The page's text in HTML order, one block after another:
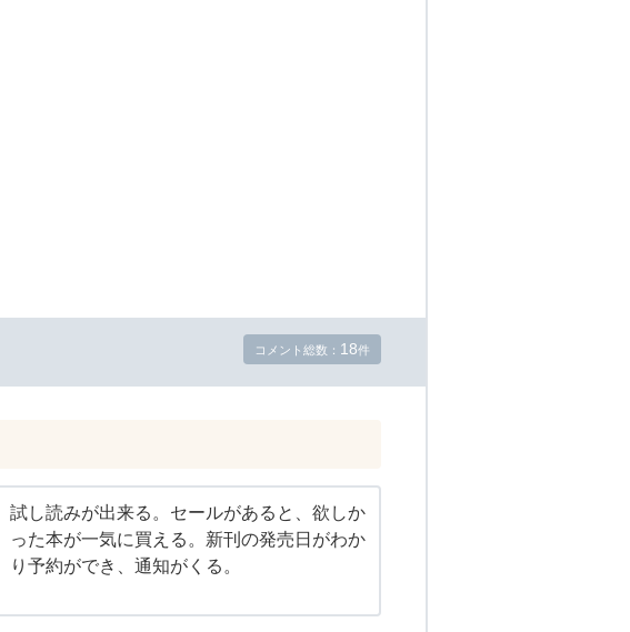
コメント総数： 18件
試し読みが出来る。セールがあると、欲しか
った本が一気に買える。新刊の発売日がわか
り予約ができ、通知がくる。